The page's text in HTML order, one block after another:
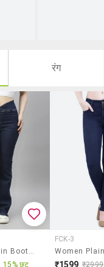
रंग
Women's Plain Bootcut Jeans
15% छूट
FCK-3
₹1599 ₹2999